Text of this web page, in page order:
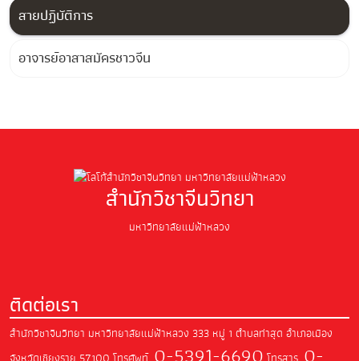
สายปฏิบัติการ
อาจารย์อาสาสมัครชาวจีน
สำนักวิชาจีนวิทยา
มหาวิทยาลัยแม่ฟ้าหลวง
ติดต่อเรา
สำนักวิชาจีนวิทยา มหาวิทยาลัยแม่ฟ้าหลวง 333 หมู่ 1 ตำบลท่าสุด อำเภอเมือง